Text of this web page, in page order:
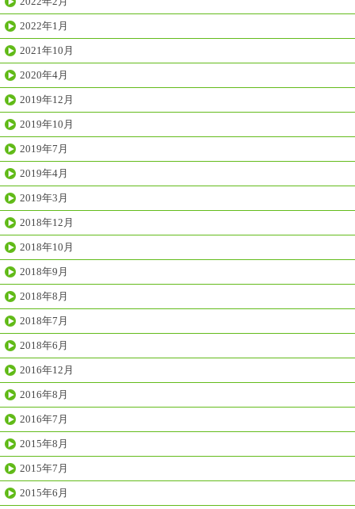
2022年1月
2021年10月
2020年4月
2019年12月
2019年10月
2019年7月
2019年4月
2019年3月
2018年12月
2018年10月
2018年9月
2018年8月
2018年7月
2018年6月
2016年12月
2016年8月
2016年7月
2015年8月
2015年7月
2015年6月